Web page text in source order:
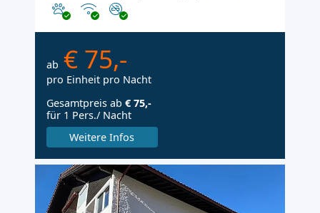
Haustiere erlaubt
InternetNichtraucher
ab € 75,-
pro Einheit pro Nacht
Gesamtpreis ab € 75,-
für 1 Pers./ Nacht
Weitere Infos